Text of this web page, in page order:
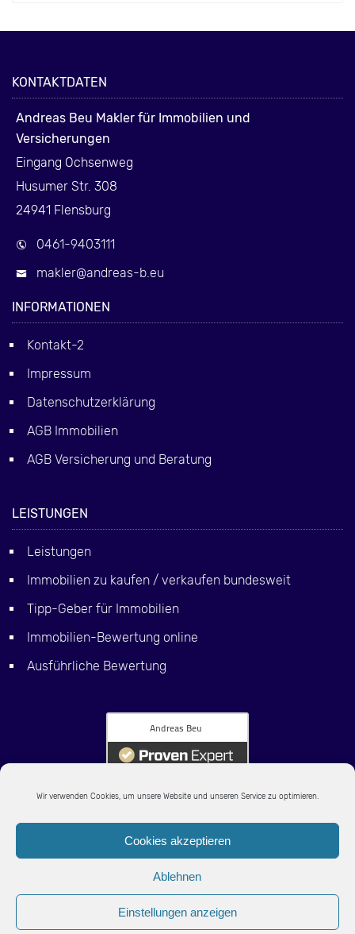
Wir verwenden Cookies, um unsere Website und unseren Service zu optimieren.
Cookies akzeptieren
Ablehnen
Einstellungen anzeigen
KONTAKTDATEN
Andreas Beu Makler für Immobilien und
Versicherungen
Eingang Ochsenweg
Husumer Str. 308
24941 Flensburg
0461-9403111
makler@andreas-b.eu
INFORMATIONEN
Kontakt-2
Impressum
Datenschutzerklärung
AGB Immobilien
AGB Versicherung und Beratung
LEISTUNGEN
Leistungen
Immobilien zu kaufen / verkaufen bundesweit
Tipp-Geber für Immobilien
Immobilien-Bewertung online
Ausführliche Bewertung